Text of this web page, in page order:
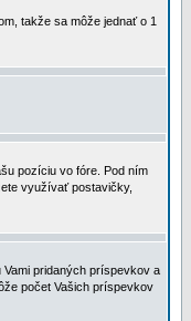
takže sa môže jednať o 1
pozíciu vo fóre. Pod ním
využívať postavičky,
pridaných príspevkov a
počet Vašich príspevkov